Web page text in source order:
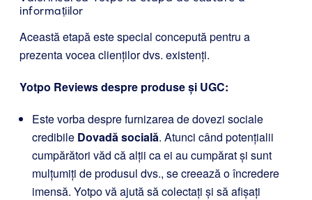
informațiilor
Această etapă este special concepută pentru a
prezenta vocea clienților dvs. existenți.
Yotpo Reviews despre produse și UGC:
Este vorba despre furnizarea de dovezi sociale
credibile Dovadă socială. Atunci când potențialii
cumpărători văd că alții ca ei au cumpărat și sunt
mulțumiți de produsul dvs., se creează o încredere
imensă. Yotpo vă ajută să colectați și să afișați